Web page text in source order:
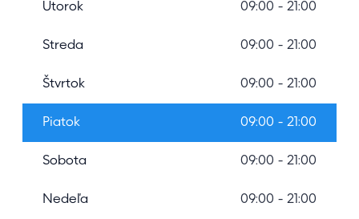
Utorok 09:00 - 21:00
Streda 09:00 - 21:00
Štvrtok 09:00 - 21:00
Piatok 09:00 - 21:00
Sobota 09:00 - 21:00
Nedeľa 09:00 - 21:00